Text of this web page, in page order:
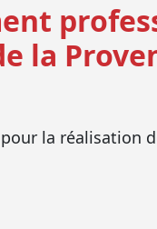
la
la réalisation